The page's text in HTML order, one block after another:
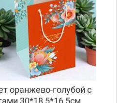
оранжево-голубой с